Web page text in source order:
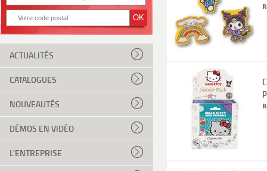
ACTUALITÉS
CATALOGUES
NOUVEAUTÉS
DÉMOS EN VIDÉO
L'ENTREPRISE